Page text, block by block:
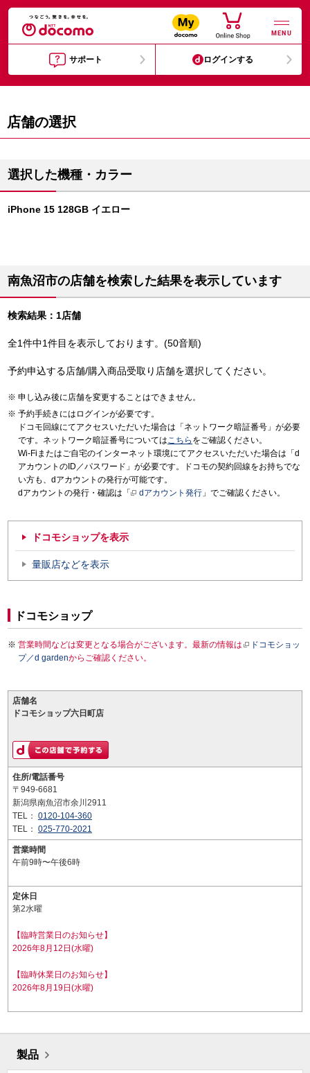
MENU
サポート ログインする
店舗の選択
選択した機種・カラー
iPhone 15 128GB イエロー
南魚沼市の店舗を検索した結果を表示しています
検索結果：1店舗
全1件中1件目を表示しております。(50音順)
予約申込する店舗/購入商品受取り店舗を選択してください。
申し込み後に店舗を変更することはできません。
予約手続きにはログインが必要です。
ドコモ回線にてアクセスいただいた場合は「ネットワーク暗証番号」が必要
です。ネットワーク暗証番号についてはこちら をご確認ください。
Wi-Fiまたはご自宅のインターネット環境にてアクセスいただいた場合は「d
アカウントのID／パスワード」が必要です。ドコモの契約回線をお持ちでな
い方も、dアカウントの発行が可能です。
dアカウントの発行・確認は「
dアカウント発行 」でご確認ください。
ドコモショップを表示
量販店などを表示
ドコモショップ
営業時間などは変更となる場合がございます。最新の情報は
ドコモショッ
プ／d gardenからご確認ください。
店舗名
ドコモショップ六日町店
住所/電話番号
〒949-6681
新潟県南魚沼市余川2911
TEL： 0120-104-360
TEL： 025-770-2021
営業時間
午前9時〜午後6時
定休日
第2水曜
【臨時営業日のお知らせ】
2026年8月12日(水曜)
【臨時休業日のお知らせ】
2026年8月19日(水曜)
製品